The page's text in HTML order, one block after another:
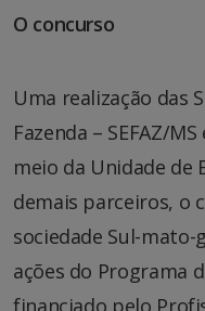
O concurso
Uma realização das
Fazenda – SEFAZ/
meio da Unidade de
demais parceiros, o
sociedade Sul-
ações do Programa
financiado pelo